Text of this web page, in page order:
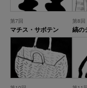
第7回
マチス・サボテン
第8回
縞の